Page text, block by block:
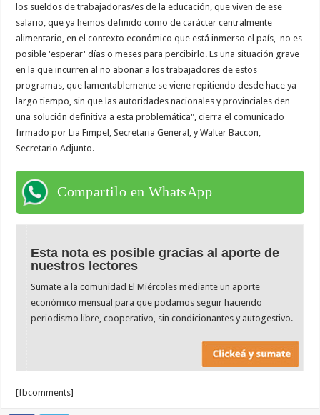
los sueldos de trabajadoras/es de la educación, que viven de ese
salario, que ya hemos definido como de carácter centralmente
alimentario, en el contexto económico que está inmerso el país, no es
posible 'esperar' días o meses para percibirlo. Es una situación grave
en la que incurren al no abonar a los trabajadores de estos
programas, que lamentablemente se viene repitiendo desde hace ya
largo tiempo, sin que las autoridades nacionales y provinciales den
una solución definitiva a esta problemática", cierra el comunicado
firmado por Lia Fimpel, Secretaria General, y Walter Baccon,
Secretario Adjunto.
Compartilo en WhatsApp
Esta nota es posible gracias al aporte de
nuestros lectores
Sumate a la comunidad El Miércoles mediante un aporte
económico mensual para que podamos seguir haciendo
periodismo libre, cooperativo, sin condicionantes y autogestivo.
[fbcomments]